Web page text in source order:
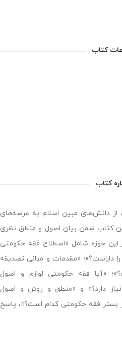
کتاب
کتاب
از دانش‌های مبین اسلام به عرصه‌های
کتاب ضمن بیان اصول و منطق نظری
حوزه شامل «اصطلاح فقه حکومتی
داراست؟»؛ «مقدمات و مبانی تصدیقه
«آیا فقه حکومتی لوازم و اصول
نیاز دارد؟» و «منطق و روش و اصول
بستر فقه حکومتی کدام است؟»، پاسخ